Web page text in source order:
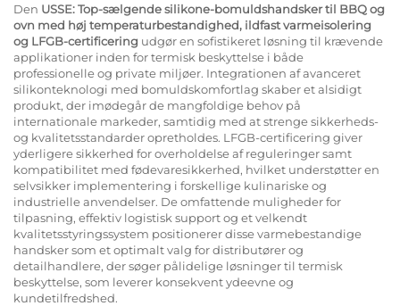
Den USSE: Top-sælgende silikone-bomuldshandsker til BBQ og
ovn med høj temperaturbestandighed, ildfast varmeisolering
og LFGB-certificering udgør en sofistikeret løsning til krævende
applikationer inden for termisk beskyttelse i både
professionelle og private miljøer. Integrationen af avanceret
silikonteknologi med bomuldskomfortlag skaber et alsidigt
produkt, der imødegår de mangfoldige behov på
internationale markeder, samtidig med at strenge sikkerheds-
og kvalitetsstandarder opretholdes. LFGB-certificering giver
yderligere sikkerhed for overholdelse af reguleringer samt
kompatibilitet med fødevaresikkerhed, hvilket understøtter en
selvsikker implementering i forskellige kulinariske og
industrielle anvendelser. De omfattende muligheder for
tilpasning, effektiv logistisk support og et velkendt
kvalitetsstyringssystem positionerer disse varmebestandige
handsker som et optimalt valg for distributører og
detailhandlere, der søger pålidelige løsninger til termisk
beskyttelse, som leverer konsekvent ydeevne og
kundetilfredshed.